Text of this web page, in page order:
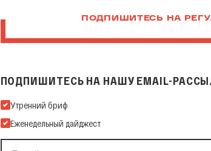
ПОДПИШИТЕСЬ НА
ПОДПИШИТЕСЬ НА НАШУ EMAIL-
Подпишитесь на нашу Email-рассылку
Утренний бриф
Еженедельный дайджест